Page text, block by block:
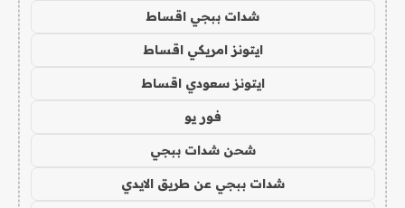
شدات ببجي اقساط
ايتونز امريكي اقساط
ايتونز سعودي اقساط
فور يو
شحن شدات ببجي
شدات ببجي عن طريق الايدي